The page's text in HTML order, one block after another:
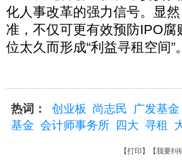
化人事改革的强力信号。显
准，不仅可更有效预防IPO
位太久而形成“利益寻租空间”。
热词： 创业板 尚志民 广发基金
基金 会计师事务所 四大 寻租
【打印 】【我要纠